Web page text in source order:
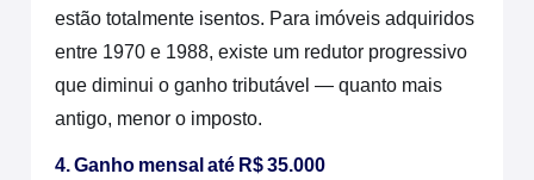
estão totalmente isentos. Para imóveis adquiridos
entre 1970 e 1988, existe um redutor progressivo
que diminui o ganho tributável — quanto mais
antigo, menor o imposto.
4. Ganho mensal até R$ 35.000